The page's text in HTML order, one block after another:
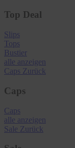
Top Deal
Slips
Tops
Bustier
alle anzeigen
Caps Zurück
Caps
Caps
alle anzeigen
Sale Zurück